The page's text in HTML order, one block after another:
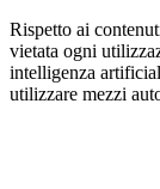
Rispetto ai
vietata ogni
intelligenza
utilizzare mezzi